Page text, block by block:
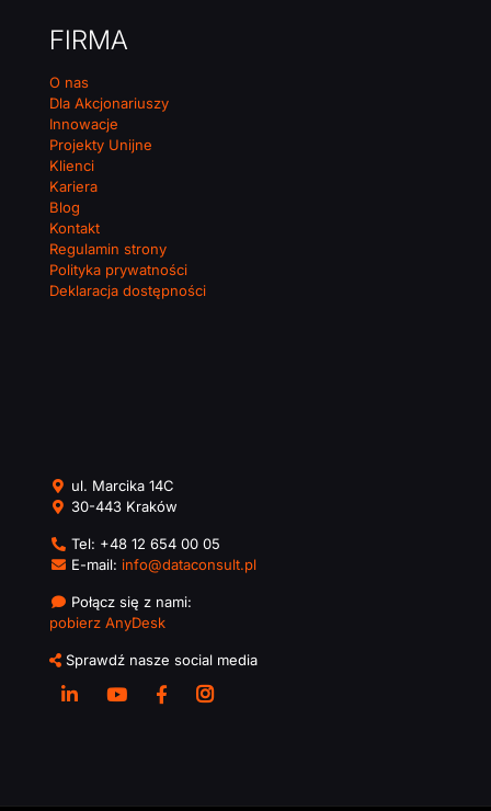
FIRMA
O nas
Dla Akcjonariuszy
Innowacje
Projekty Unijne
Klienci
Kariera
Blog
Kontakt
Regulamin strony
Polityka prywatności
Deklaracja dostępności
ul. Marcika 14C
30-443 Kraków
Tel: +48 12 654 00 05
E-mail: info@dataconsult.pl
Połącz się z nami:
pobierz AnyDesk
Sprawdź nasze social media